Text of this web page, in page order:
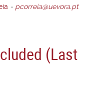
- pcorreia@uevora.pt
(Last